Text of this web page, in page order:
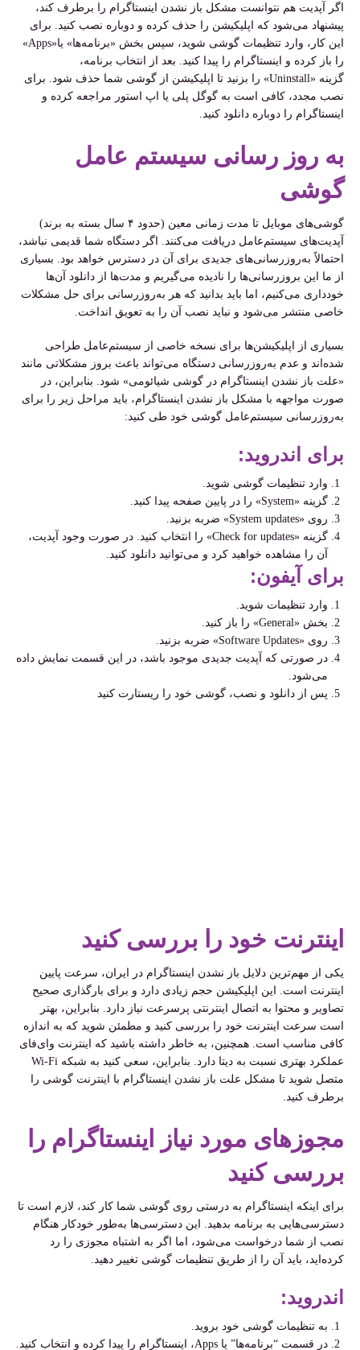
اگر آپدیت هم نتوانست مشکل باز نشدن اینستاگرام را برطرف کند،
پیشنهاد می‌شود که اپلیکیشن را حذف کرده و دوباره نصب کنید. برای
این کار، وارد تنظیمات گوشی شوید، سپس بخش «برنامه‌ها» یا«Apps»
را باز کرده و اینستاگرام را پیدا کنید. بعد از انتخاب برنامه،
گزینه «Uninstall» را بزنید تا اپلیکیشن از گوشی شما حذف شود. برای
نصب مجدد، کافی است به گوگل پلی یا اپ استور مراجعه کرده و
اینستاگرام را دوباره دانلود کنید
به ‌روز رسانی سیستم ‌عامل
گوشی
گوشی‌های موبایل تا مدت زمانی معین (حدود ۴ سال بسته به برند)
آپدیت‌های سیستم‌عامل دریافت می‌کنند. اگر دستگاه شما قدیمی نباشد،
احتمالاً به‌روزرسانی‌های جدیدی برای آن در دسترس خواهد بود. بسیاری
از ما این بروزرسانی‌ها را نادیده می‌گیریم و مدت‌ها از دانلود آن‌ها
خودداری می‌کنیم، اما باید بدانید که هر به‌روزرسانی برای حل مشکلات
خاصی منتشر می‌شود و نباید نصب آن را به تعویق انداخت.
بسیاری از اپلیکیشن‌ها برای نسخه خاصی از سیستم‌عامل طراحی
شده‌اند و عدم به‌روزرسانی دستگاه می‌تواند باعث بروز مشکلاتی مانند
«علت باز نشدن اینستاگرام در گوشی شیائومی» شود. بنابراین، در
صورت مواجهه با مشکل باز نشدن اینستاگرام، باید مراحل زیر را برای
به‌روزرسانی سیستم‌عامل گوشی خود طی کنید :
برای اندروید:
وارد تنظیمات گوشی شوید
گزینه «System» را در پایین صفحه پیدا کنید
روی «System updates» ضربه بزنید
گزینه «Check for updates» را انتخاب کنید. در صورت وجود آپدیت،
آن را مشاهده خواهید کرد و می‌توانید دانلود کنید
برای آیفون:
وارد تنظیمات شوید
بخش «General» را باز کنید
روی «Software Updates» ضربه بزنید
در صورتی که آپدیت جدیدی موجود باشد، در این قسمت نمایش داده
می‌شود
پس از دانلود و نصب، گوشی خود را ریستارت کنید
اینترنت خود را بررسی کنید
یکی از مهم‌ترین دلایل باز نشدن اینستاگرام در ایران، سرعت پایین
اینترنت است. این اپلیکیشن حجم زیادی دارد و برای بارگذاری صحیح
تصاویر و محتوا به اتصال اینترنتی پرسرعت نیاز دارد. بنابراین، بهتر
است سرعت اینترنت خود را بررسی کنید و مطمئن شوید که به اندازه
کافی مناسب است. همچنین، به خاطر داشته باشید که اینترنت وای‌فای
عملکرد بهتری نسبت به دیتا دارد. بنابراین، سعی کنید به شبکه Wi-Fi
متصل شوید تا مشکل علت باز نشدن اینستاگرام با اینترنت گوشی را
برطرف کنید.
مجوزهای مورد نیاز اینستاگرام را
بررسی کنید
برای اینکه اینستاگرام به درستی روی گوشی شما کار کند، لازم است تا
دسترسی‌هایی به برنامه بدهید. این دسترسی‌ها به‌طور خودکار هنگام
نصب از شما درخواست می‌شود، اما اگر به اشتباه مجوزی را رد
کرده‌اید، باید آن را از طریق تنظیمات گوشی تغییر دهید.
اندروید:
به تنظیمات گوشی خود بروید.
در قسمت “برنامه‌ها” یا Apps، اینستاگرام را پیدا کرده و انتخاب کنید.